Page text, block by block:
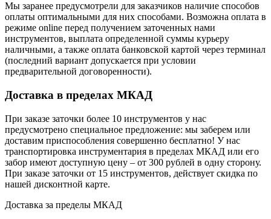
Мы заранее предусмотрели для заказчиков наличие способов
оплаты оптимальными для них способами. Возможна оплата в
режиме online перед получением заточенных нами
инструментов, выплата определенной суммы курьеру
наличными, а также оплата банковской картой через терминал
(последний вариант допускается при условии
предварительной договоренности).
Доставка в пределах МКАД
При заказе заточки более 10 инструментов у нас
предусмотрено специальное предложение: мы заберем или
доставим приспособления совершенно бесплатно! У нас
транспортировка инструментария в пределах МКАД или его
забор имеют доступную цену – от 300 рублей в одну сторону.
При заказе заточки от 15 инструментов, действует скидка по
нашей дисконтной карте.
Доставка за пределы МКАД